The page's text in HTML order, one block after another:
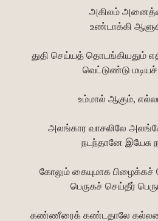
அகிலம்
உண்டாக்கி
துதி செய்யத் தொடங்கியதும்
வெட்டுண்டு
உம்மால் ஆகும்,
அலங்கார வாசலிலே
நடந்தானே இயேசு
கோலும் கையுமாக பிழைக்கச்
பெருகச் செய்தீர்
கண்ணீரைக் கண்டதாலே